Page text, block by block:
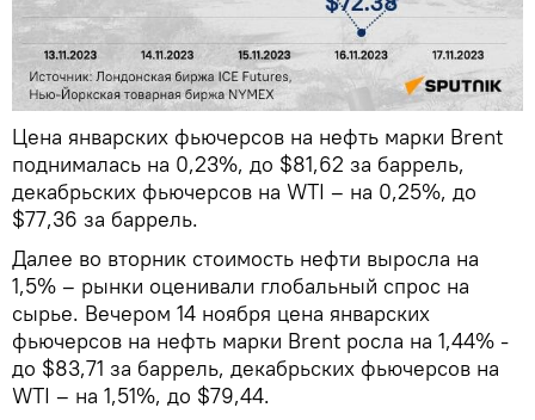
Цена январских фьючерсов на нефть марки Brent
поднималась на 0,23%, до $81,62 за баррель,
декабрьских фьючерсов на WTI – на 0,25%, до
$77,36 за баррель.
Далее во вторник стоимость нефти выросла на
1,5% – рынки оценивали глобальный спрос на
сырье. Вечером 14 ноября цена январских
фьючерсов на нефть марки Brent росла на 1,44% -
до $83,71 за баррель, декабрьских фьючерсов на
WTI – на 1,51%, до $79,44.